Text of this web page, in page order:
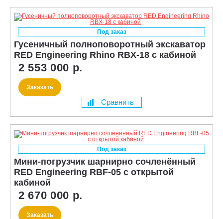
Под заказ
Гусеничный полноповоротный экскаватор
RED Engineering Rhino RBX-18 с кабиной
2 553 000 р.
Заказать
Сравнить
Под заказ
Мини-погрузчик шарнирно сочленённый
RED Engineering RBF-05 с открытой
кабиной
2 670 000 р.
Заказать